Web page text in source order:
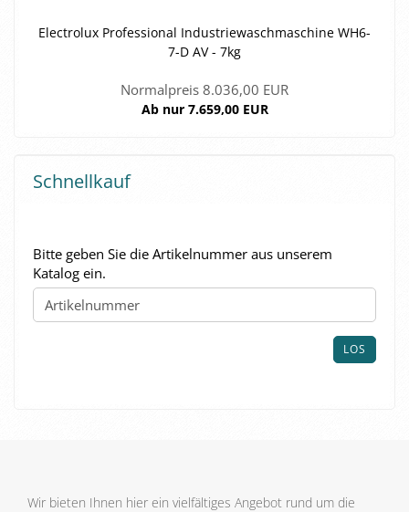
Elec­tro­lux Pro­fes­sio­nal In­dus­trie­wasch­ma­schi­ne WH6-​
7-D AV - 7kg
Normalpreis 8.036,00 EUR
Ab nur 7.659,00 EUR
Schnellkauf
BITTE
GEBEN
SIE
DIE
Bitte geben Sie die Artikelnummer aus unserem
Katalog ein.
LOS
Wir bieten Ihnen hier ein vielfältiges Angebot rund um die